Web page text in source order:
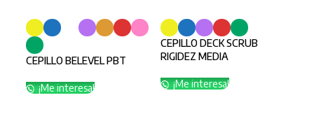
CEPILLO BELEVEL PBT
¡Me interesa!
CEPILLO DECK SCRUB
RIGIDEZ MEDIA
¡Me interesa!